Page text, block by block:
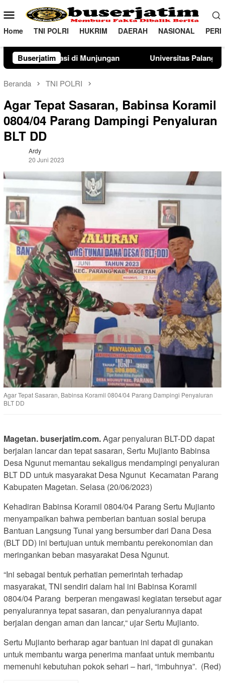
ke
konten
Menu
Mobile
Home TNI POLRI HUKRIM DAERAH NASIONAL
BuserjatimUniversitas Palangka Raya Perkuat SDM Polri
Beranda TNI POLRI
Agar Tepat Sasaran, Babinsa Koramil
0804/04 Parang Dampingi Penyaluran
BLT DD
Ardy
20 Juni 2023
Agar Tepat Sasaran, Babinsa Koramil 0804/04 Parang Dampingi Penyaluran
BLT DD
Magetan. buserjatim.com.Agar penyaluran BLT-DD dapat
berjalan lancar dan tepat sasaran, Sertu Mujianto Babinsa
Desa Ngunut memantau sekaligus mendampingi penyaluran
BLT DD untuk masyarakat Desa Ngunut Kecamatan Parang
Kabupaten Magetan. Selasa (20/06/2023)
Kehadiran Babinsa Koramil 0804/04 Parang Sertu Mujianto
menyampaikan bahwa pemberian bantuan sosial berupa
Bantuan Langsung Tunai yang bersumber dari Dana Desa
(BLT DD) ini bertujuan untuk membantu perekonomian dan
meringankan beban masyarakat Desa Ngunut.
“Ini sebagai bentuk perhatian pemerintah terhadap
masyarakat, TNI sendiri dalam hal ini Babinsa Koramil
0804/04 Parang berperan mengawasi kegiatan tersebut agar
penyalurannya tepat sasaran, dan penyalurannya dapat
berjalan dengan aman dan lancar,“ ujar Sertu Mujianto.
Sertu Mujianto berharap agar bantuan ini dapat di gunakan
untuk membantu warga penerima manfaat untuk membantu
memenuhi kebutuhan pokok sehari – hari, “imbuhnya”. (Red)